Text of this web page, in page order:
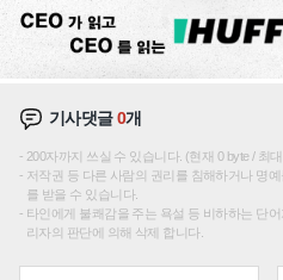
기사댓글0개
200자까지 쓰실 수 있습니다. (현재 0 byte / 최
저작권 등 다른 사람의 권리를 침해하거나 명
를 받을 수 있습니다.
타인에게 불쾌감을 주는 욕설 등 비하하는 단
리자의 판단에 의해 삭제 합니다.